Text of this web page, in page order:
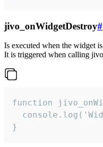
jivo_onWidgetDestroy#
Is executed when the widget
It is triggered when calling
function
}